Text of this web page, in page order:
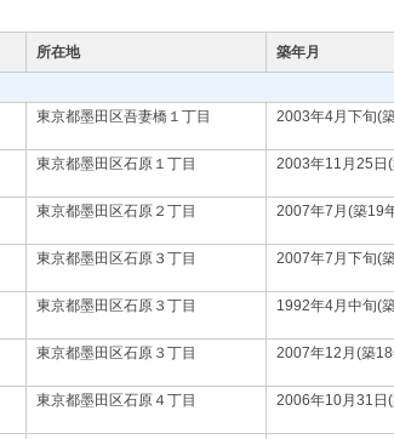
所在地 築年月
東京都墨田区吾妻橋１丁目 2003年4月下旬(
東京都墨田区石原１丁目 2003年11月25日
東京都墨田区石原２丁目 2007年7月(築19
東京都墨田区石原３丁目 2007年7月下旬(
東京都墨田区石原３丁目 1992年4月中旬(
東京都墨田区石原３丁目 2007年12月(築
東京都墨田区石原４丁目 2006年10月31日